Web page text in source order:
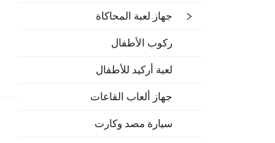
جهاز لعبة المحاكاة
ركوب الأطفال
لعبة أركيد للأطفال
جهاز ألعاب القاعات
سيارة مصد وكارت